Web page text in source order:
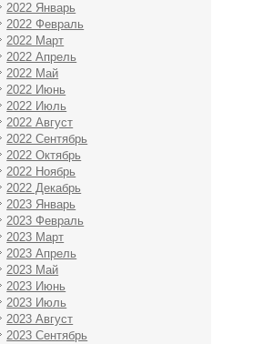
2022 Январь
2022 Февраль
2022 Март
2022 Апрель
2022 Май
2022 Июнь
2022 Июль
2022 Август
2022 Сентябрь
2022 Октябрь
2022 Ноябрь
2022 Декабрь
2023 Январь
2023 Февраль
2023 Март
2023 Апрель
2023 Май
2023 Июнь
2023 Июль
2023 Август
2023 Сентябрь